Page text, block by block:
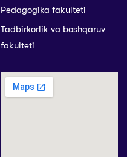
Pedagogika fakulteti
Tadbirkorlik va boshqaruv
fakulteti